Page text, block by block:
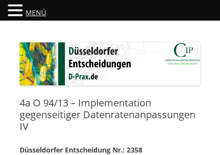
Düsseldorfer Entscheidungen
4a O 94/13 – Implementation
gegenseitiger Datenratenanpassungen
IV
Düsseldorfer Entscheidung Nr.: 2358
MENÜ